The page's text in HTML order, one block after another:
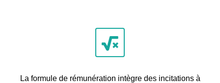
La formule de rémunération intègre des incitations à